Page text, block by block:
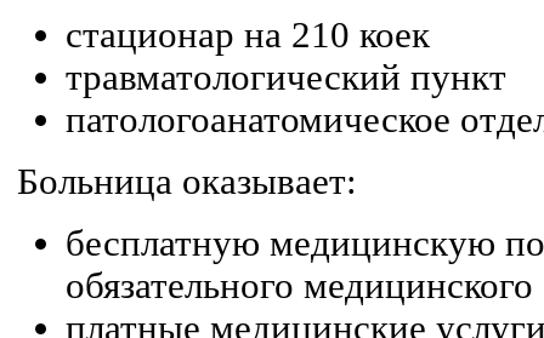
стационар на 210 коек
травматологический пункт
патологоанатомическое
Больница оказывает:
бесплатную медицинскую
обязательного
платные медицинские